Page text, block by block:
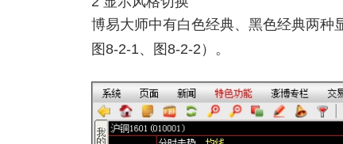
博易大师中有白色经典、黑色经典两种
图8-2-1、图8-2-2）。